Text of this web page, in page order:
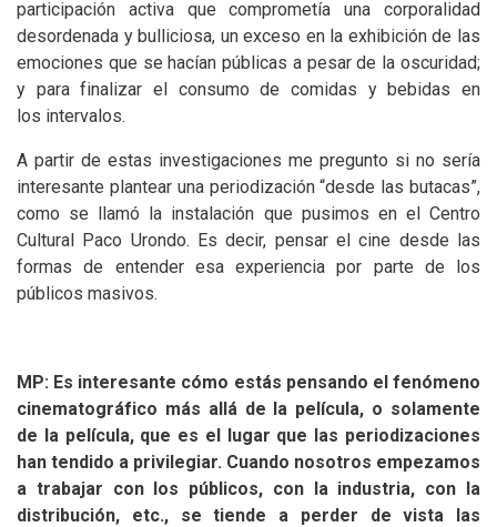
participación activa que comprometía una corporalidad
desordenada y bulliciosa, un exceso en la exhibición de las
emociones que se hacían públicas a pesar de la oscuridad;
y para finalizar el consumo de comidas y bebidas en
los intervalos.
A partir de estas investigaciones me pregunto si no sería
interesante plantear una periodización “desde las butacas”,
como se llamó la instalación que pusimos en el Centro
Cultural Paco Urondo. Es decir, pensar el cine desde las
formas de entender esa experiencia por parte de los
públicos masivos.
MP: Es interesante cómo estás pensando el fenómeno
cinematográfico más allá de la película, o solamente
de la película, que es el lugar que las periodizaciones
han tendido a privilegiar. Cuando nosotros empezamos
a trabajar con los públicos, con la industria, con la
distribución, etc., se tiende a perder de vista las